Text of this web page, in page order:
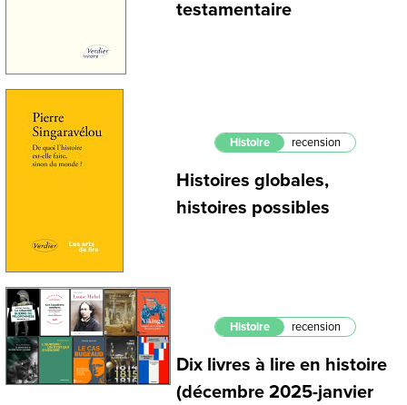
testamentaire
Histoire recension
Histoires globales,
histoires possibles
Histoire recension
Dix livres à lire en histoire
(décembre 2025-janvier